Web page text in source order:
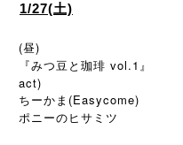
1/27(土)
(昼)
『みつ豆と珈琲 vol.1』
act)
ちーかま(Easycome)
ポニーのヒサミツ